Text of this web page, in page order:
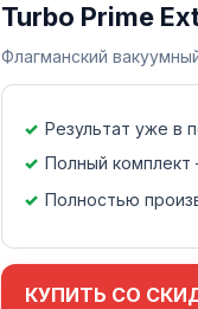
Turbo Prime
Флагманский
Результат уже в
Полный
Полностью
КУПИТЬ СО